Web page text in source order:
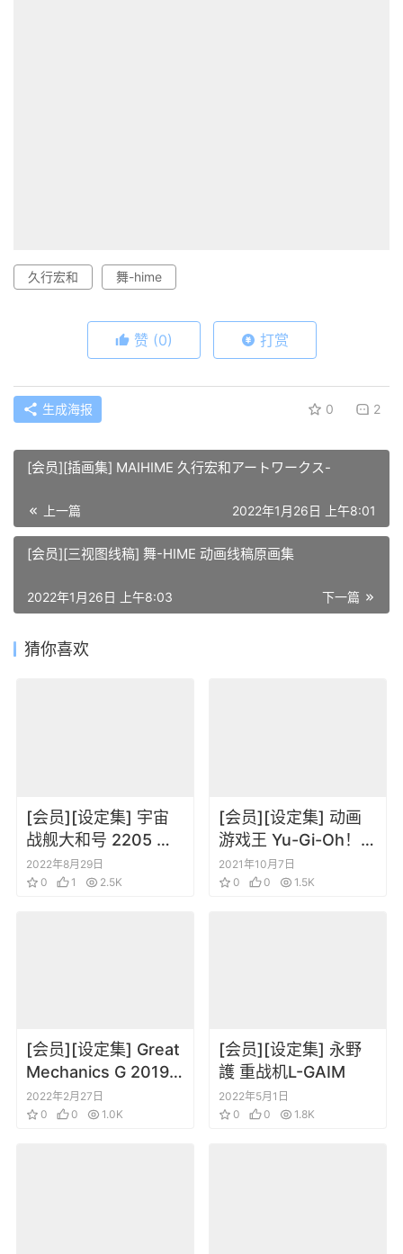
久行宏和 舞-hime
赞 (0) 打赏
生成海报 0 2
[会员][插画集] MAIHIME 久行宏和アートワークス-
上一篇 2022年1月26日 上午8:01
[会员][三视图线稿] 舞-HIME 动画线稿原画集
下一篇
2022年1月26日 上午8:03
猜你喜欢
[会员][设定集] 宇宙
战舰大和号 2205 新
的旅程 全记录集
2022年8月29日
0
1 2.5K
[会员][设定集] 动画
游戏王 Yu-Gi-Oh！
RushDuel 设定集
2021年10月7日
0
0 1.5K
[会员][设定集] Great
Mechanics G 2019
四季季刊合集
2022年2月27日
0
0 1.0K
[会员][设定集] 永野
護 重战机L-GAIM
2022年5月1日
0
0 1.8K